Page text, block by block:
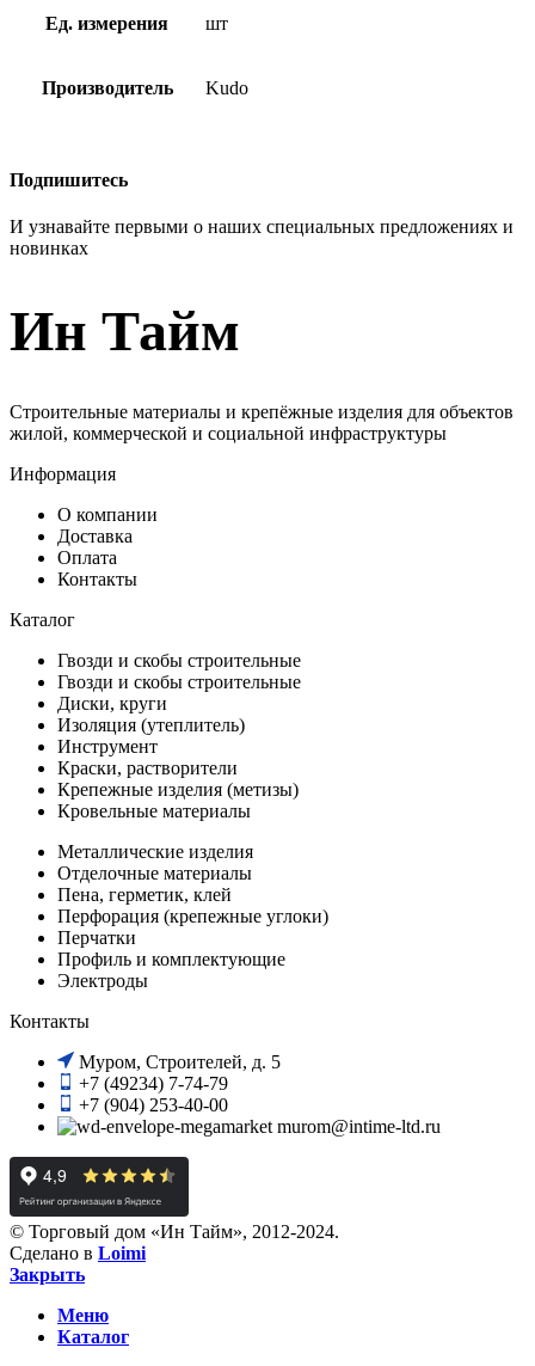
Ед. измерения шт
Производитель Kudo
Подпишитесь
И узнавайте первыми о наших специальных предложениях и
новинках
Ин Тайм
Строительные материалы и крепёжные изделия для объектов
жилой, коммерческой и социальной инфраструктуры
Информация
О компании
Доставка
Оплата
Контакты
Каталог
Гвозди и скобы строительные
Гвозди и скобы строительные
Диски, круги
Изоляция (утеплитель)
Инструмент
Краски, растворители
Крепежные изделия (метизы)
Кровельные материалы
Металлические изделия
Отделочные материалы
Пена, герметик, клей
Перфорация (крепежные углоки)
Перчатки
Профиль и комплектующие
Электроды
Контакты
Муром, Строителей, д. 5
+7 (49234) 7-74-79
+7 (904) 253-40-00
murom@intime-ltd.ru
© Торговый дом «Ин Тайм», 2012-2024.
Сделано в Loimi
Закрыть
Меню
Каталог